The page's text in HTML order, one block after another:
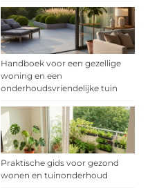
Handboek voor een gezellige
woning en een
onderhoudsvriendelijke tuin
Praktische gids voor gezond
wonen en tuinonderhoud